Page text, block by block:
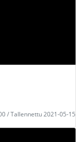
/ Tallennettu 2021-05-15